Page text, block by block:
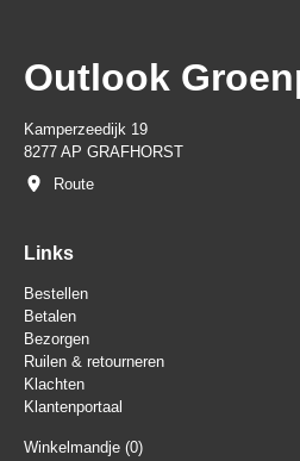
Outlook
Kamperzeedijk 19
8277 AP GRAFHORST
Route
Links
Bestellen
Betalen
Bezorgen
Ruilen & retourneren
Klachten
Klantenportaal
Winkelmandje (0)